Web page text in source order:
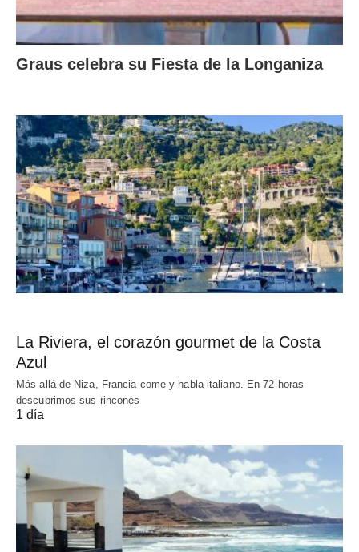
Graus celebra su Fiesta de la Longaniza
La Riviera, el corazón gourmet de la Costa
Azul
Más allá de Niza, Francia come y habla italiano. En 72 horas
descubrimos sus rincones
1 día